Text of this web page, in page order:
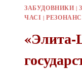
ЗАБУДОВНИКИ |
ЧАСІ |РЕЗОНАНС
«Элита-